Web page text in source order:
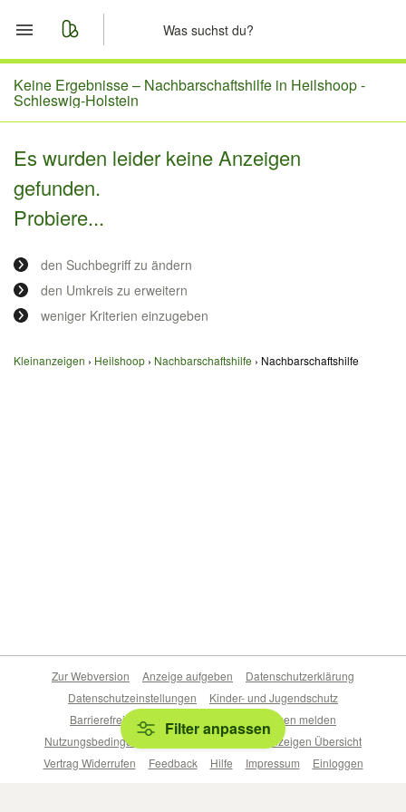
Start
Merkliste
Nachrichten
Anzeige aufgeben
Keine Ergebnisse – Nachbarschaftshilfe in Heilshoop -
Schleswig-Holstein
Es wurden leider keine Anzeigen
gefunden.
Probiere...
den Suchbegriff zu ändern
den Umkreis zu erweitern
weniger Kriterien einzugeben
Kleinanzeigen Heilshoop Nachbarschaftshilfe Nachbarschaftshilfe
Filter anpassen
Zur Webversion Anzeige aufgeben
Datenschutzerklärung
Datenschutzeinstellungen
Kinder- und Jugendschutz
Barrierefreiheitserklärung
Sicherheitslücken melden
Nutzungsbedingungen
Beliebte Suchen
Anzeigen Übersicht
Vertrag Widerrufen
Feedback Hilfe Impressum Einloggen